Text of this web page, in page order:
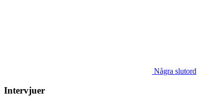
Några slutord
Intervjuer